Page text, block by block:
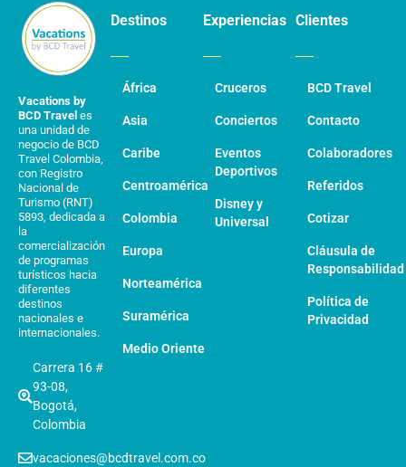
Vacations by
BCD Travel es
una unidad de
negocio de BCD
Travel Colombia,
con Registro
Nacional de
Turismo (RNT)
5893, dedicada a
la
comercialización
de programas
turísticos hacia
diferentes
destinos
nacionales e
internacionales.
Carrera 16 #
93-08,
Bogotá,
Colombia
vacaciones@bcdtravel.com.co
Destinos
África
Asia
Caribe
Centroamérica
Colombia
Europa
Norteamérica
Suramérica
Medio Oriente
Experiencias
Cruceros
Conciertos
Eventos
Deportivos
Disney y
Universal
Clientes
BCD Travel
Contacto
Colaboradores
Referidos
Cotizar
Cláusula de
Responsabilidad
Política de
Privacidad